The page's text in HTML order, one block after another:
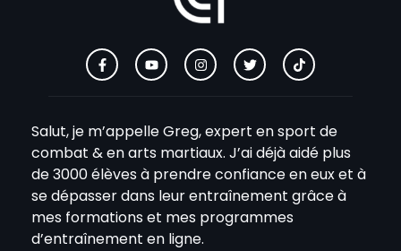
Salut, je m’appelle Greg, expert en sport de
combat & en arts martiaux. J’ai déjà aidé plus
de 3000 élèves à prendre confiance en eux et à
se dépasser dans leur entraînement grâce à
mes formations et mes programmes
d’entraînement en ligne.